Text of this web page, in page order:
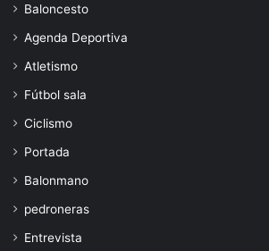
Baloncesto
Agenda Deportiva
Atletismo
Fútbol sala
Ciclismo
Portada
Balonmano
pedroneras
Entrevista